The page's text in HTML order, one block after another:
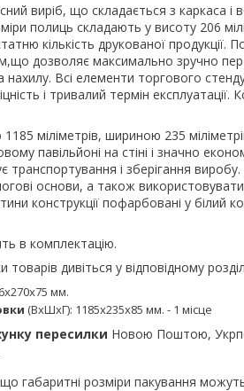
виріб, що складається з каркаса
полиць складають у висоту 206
кількість друкованої продукції.
дозволяє максимально зручно
нахилу. Всі елементи торгового
і тривалий термін експлуатації.
міліметрів, шириною 235
павільйоні на стіні і значно
транспортування і зберігання
основи, а також
конструкції пофарбовані у білий
в комплектацію.
дивіться у відповідному
мм.
(ВхШхГ): 1185х235х85 мм. - 1 місце
пересилки Новою Поштою,
габаритні розміри пакування можуть